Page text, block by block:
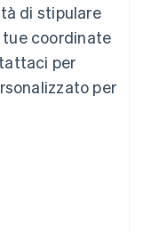
di stipulare
coordinate
per
per